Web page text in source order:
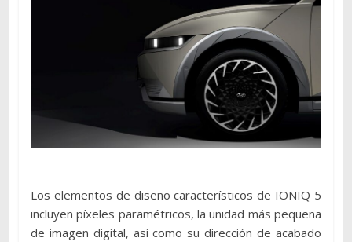
Los elementos de diseño característicos de IONIQ 5
incluyen píxeles paramétricos, la unidad más pequeña
de imagen digital, así como su dirección de acabado